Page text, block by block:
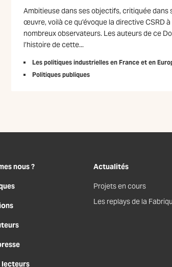
Ambitieuse dans ses objectifs, critiquée dans
œuvre, voilà ce qu’évoque la directive CSRD à
nombreux observateurs. Les auteurs de ce
l’histoire de cette...
Les politiques industrielles en France et en
Politiques publiques
nous ?
lecteurs
Actualités
Projets en cours
Les replays de la